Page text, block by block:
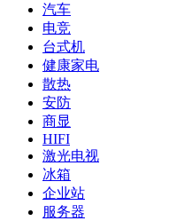
汽车
电竞
台式机
健康家电
散热
安防
商显
HIFI
激光电视
冰箱
企业站
服务器